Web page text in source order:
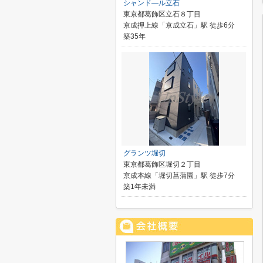
シャンド―ル立石
東京都葛飾区立石８丁目
京成押上線「京成立石」駅 徒歩6分
築35年
グランツ堀切
東京都葛飾区堀切２丁目
京成本線「堀切菖蒲園」駅 徒歩7分
築1年未満